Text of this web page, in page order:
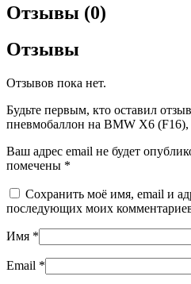
Отзывы (0)
Отзывы
Отзывов пока нет.
Будьте первым, кто оставил
пневмобаллон на BMW X6 (F16),
Ваш адрес email не будет
помечены *
Сохранить моё имя, email и
последующих моих
Имя *
Email *